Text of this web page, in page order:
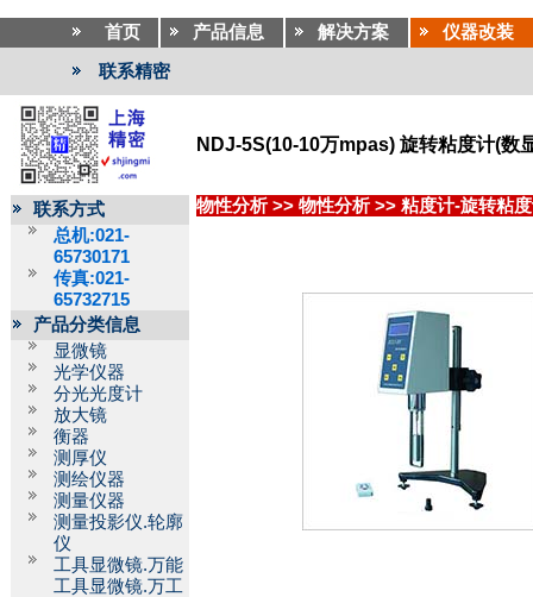
首页 产品信息 解决方案 仪器改装
联系精密
NDJ-5S(10-10万mpas) 旋转粘度计(数
联系方式
总机:021-
65730171
传真:021-
65732715
产品分类信息
显微镜
光学仪器
分光光度计
放大镜
衡器
测厚仪
测绘仪器
测量仪器
测量投影仪.轮廓
仪
工具显微镜.万能
工具显微镜.万工
物性分析 >> 物性分析 >> 粘度计-旋转粘